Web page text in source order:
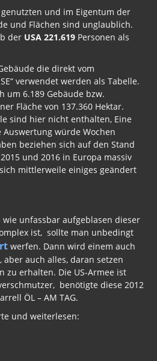
und im Eigentum der
und Flächen sind unglaublich.
der USA 221.619 Personen als
die direkt vom
verwendet werden als Tabelle.
um 6.189 Gebäude bzw.
Fläche von 137.360 Hektar.
sind hier nicht enthalten, Eine
würde Wochen
beziehen sich auf den Stand
und 2016 in Europa massiv
mittlerweile einiges geändert
unfassbar aufgeblasen dieser
ist, sollte man unbedingt
werfen. Dann wird einem auch
aber auch alles, daran setzen
zu erhalten. Die US-Armee ist
benötigte diese 2012
ÖL – AM TAG.
und weiterlesen: